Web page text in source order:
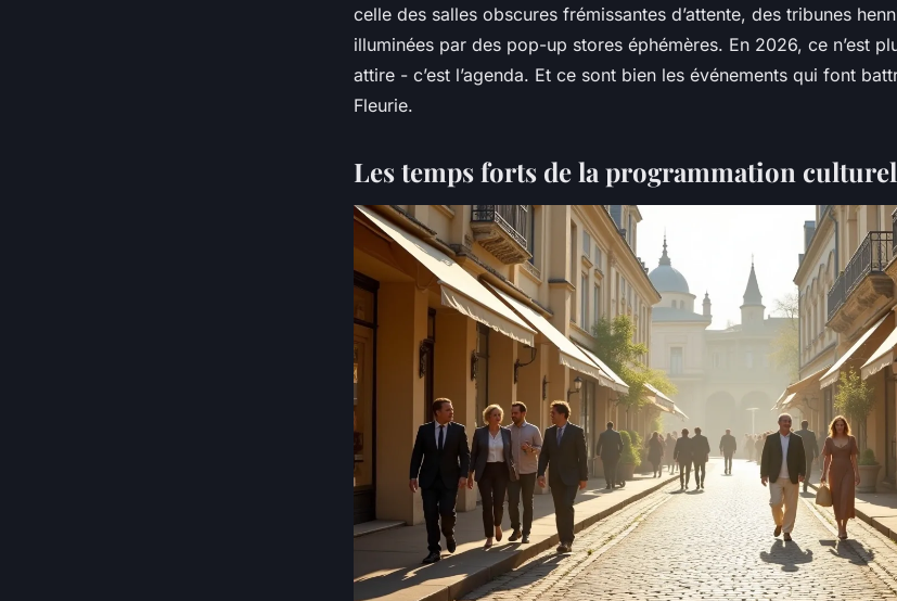
celle des salles obscures frémissantes d’attente, des tribunes
illuminées par des pop-up stores éphémères. En 2026, ce n’est
attire - c’est l’agenda. Et ce sont bien les événements qui font
Fleurie.
Les temps forts de la programmation